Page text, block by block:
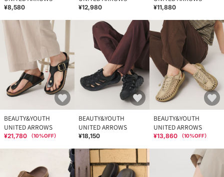
¥8,580 ¥12,980 ¥11,880
BEAUTY&YOUTH
UNITED ARROWS
¥21,780 （10%OFF）
BEAUTY&YOUTH
UNITED ARROWS
¥18,150
BEAUTY&YOUTH
UNITED ARROWS
¥13,860 （10%OFF）